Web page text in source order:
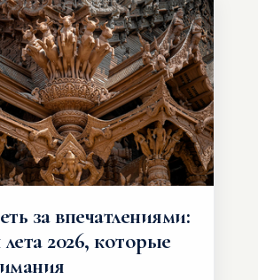
континент, который
совершенно иной
за впечатлениями:
2026, которые